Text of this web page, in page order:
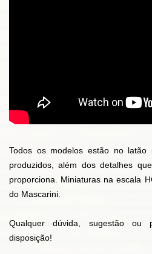
Todos os modelos estão no latão
produzidos, além dos detalhes
proporciona. Miniaturas na escala
do Mascarini.
Qualquer dúvida, sugestão ou
disposição!